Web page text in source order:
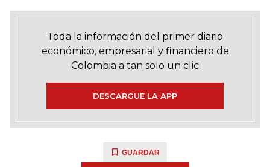
Toda la información del primer diario
económico, empresarial y financiero de
Colombia a tan solo un clic
DESCARGUE LA APP
GUARDAR